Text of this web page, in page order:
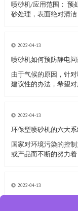
喷砂机/应用范围： 预处理： 电镀、喷漆、喷涂等所有被覆盖加工前喷
砂处理，表面绝对清
件翻新：
2022-04-13
喷砂机如何预防静电问
由于气候的原因，针
建议性的办法，希望对广大用
的正电荷，当物体外表
2022-04-13
环保型喷砂机的六大
国家对环境污染的控
或产品而不断的努力
2022-04-13